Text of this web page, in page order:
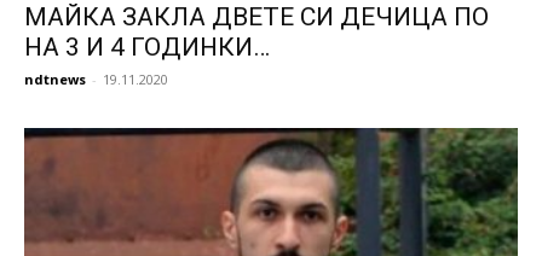
МАЙКА ЗАКЛА ДВЕТЕ СИ ДЕЧИЦА ПО
НА 3 И 4 ГОДИНКИ…
ndtnews - 19.11.2020